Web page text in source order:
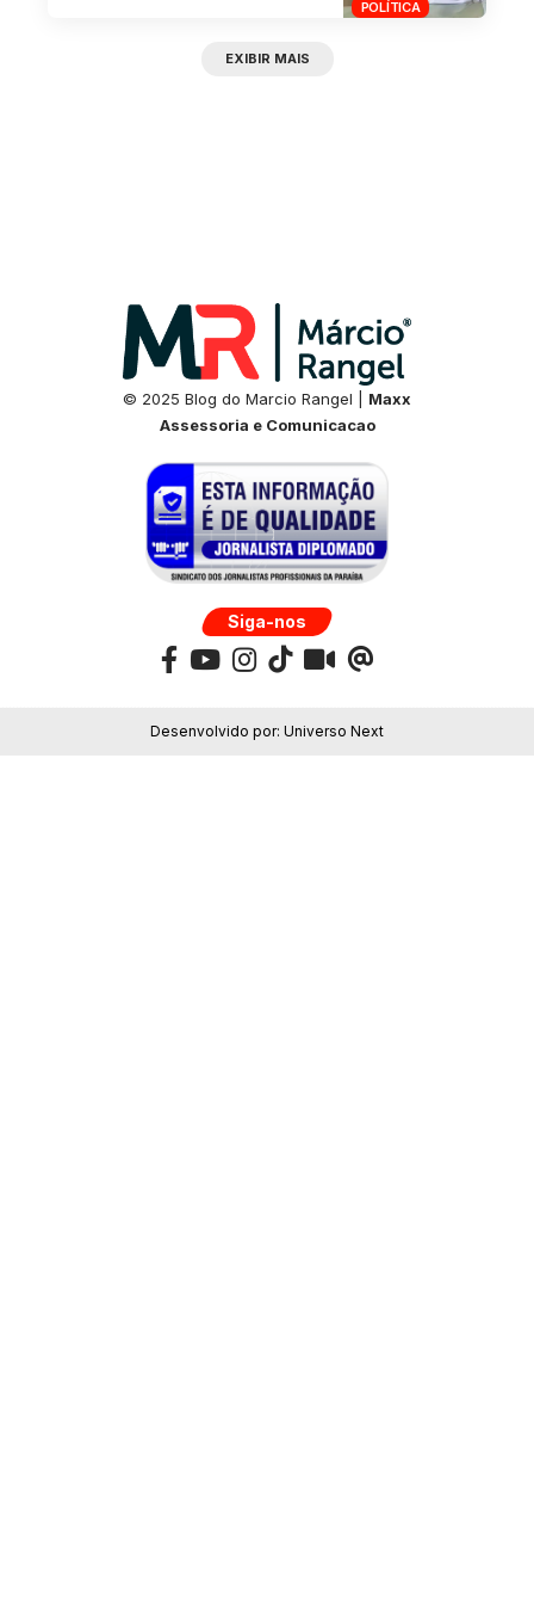
POLÍTICA
EXIBIR MAIS
© 2025 Blog do Marcio Rangel | Maxx
Assessoria e Comunicacao
Siga-nos
Desenvolvido por: Universo Next